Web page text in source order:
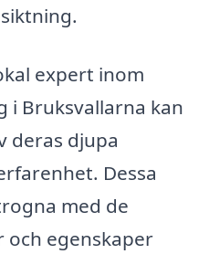
expert inom
i Bruksvallarna kan
deras djupa
Dessa
med de
och egenskaper